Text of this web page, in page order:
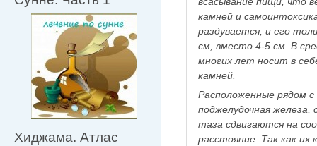
Хиджама. Атлас
камней и
раздувается, и его
см, вместо 4-5 см. В
многих лет носит в
камней.
Расположенные рядом с
поджелудочная железа,
таза сдвигаются на
расстояние. Так как их